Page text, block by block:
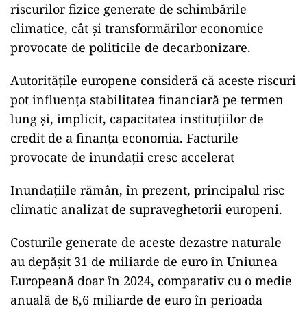
riscurilor fizice generate de schimbările
climatice, cât și transformărilor economice
provocate de politicile de decarbonizare.
Autoritățile europene consideră că aceste riscuri
pot influența stabilitatea financiară pe termen
lung și, implicit, capacitatea instituțiilor de
credit de a finanța economia. Facturile
provocate de inundații cresc accelerat
Inundațiile rămân, în prezent, principalul risc
climatic analizat de supraveghetorii europeni.
Costurile generate de aceste dezastre naturale
au depășit 31 de miliarde de euro în Uniunea
Europeană doar în 2024, comparativ cu o medie
anuală de 8,6 miliarde de euro în perioada